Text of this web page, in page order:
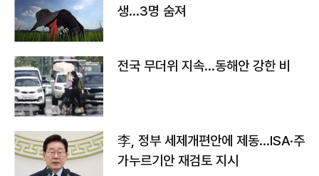
생…3명 숨져
전국 무더위 지속…동해안 강한 비
李, 정부 세제개편안에 제동…ISA·주
가누르기안 재검토 지시